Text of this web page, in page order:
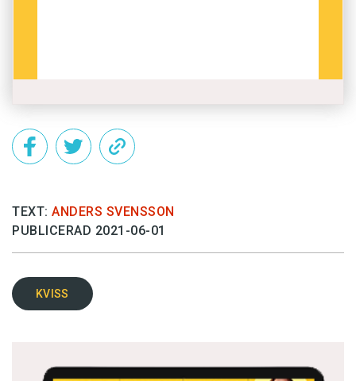
TEXT: ANDERS SVENSSON
PUBLICERAD 2021-06-01
KVISS